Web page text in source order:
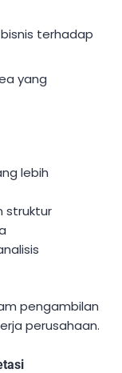
terhadap
yang
lebih
struktur
pengambilan
perusahaan.